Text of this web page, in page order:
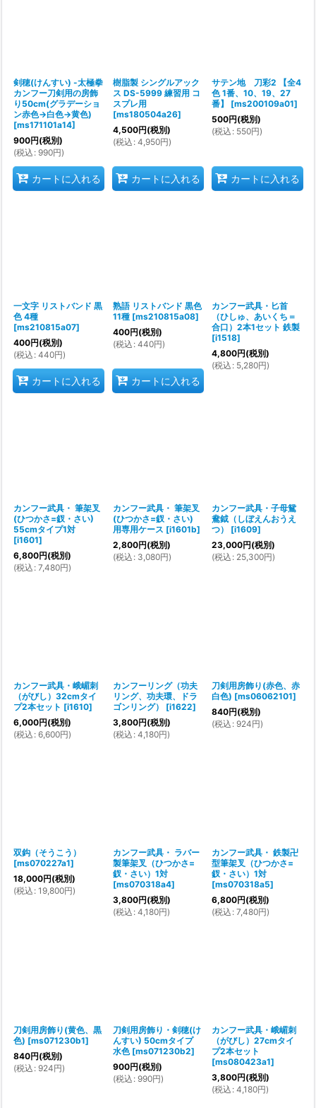
剣穂(けんすい) -太極拳
カンフー刀剣用の房飾
り50cm(グラデーショ
ン赤色→白色→黄色)
[ms171101a14]
900円(税別)
(税込 : 990円)
カートに入れる
樹脂製 シングルアック
ス DS-5999 練習用 コ
スプレ用
[ms180504a26]
4,500円(税別)
(税込 : 4,950円)
カートに入れる
サテン地 刀彩2 【全4
色 1番、10、19、27
番】
[ms200109a01]
500円(税別)
(税込 : 550円)
カートに入れる
一文字 リストバンド 黒
色 4種
[ms210815a07]
400円(税別)
(税込 : 440円)
カートに入れる
熟語 リストバンド 黒色
11種 [ms210815a08]
400円(税別)
(税込 : 440円)
カートに入れる
カンフー武具・匕首
（ひしゅ、あいくち＝
合口）2本1セット 鉄製
[i1518]
4,800円(税別)
(税込 : 5,280円)
カンフー武具・ 筆架叉
(ひつかさ=釵・さい)
55cmタイプ1対
[i1601]
6,800円(税別)
(税込 : 7,480円)
カンフー武具・ 筆架叉
(ひつかさ=釵・さい)
用専用ケース [i1601b]
2,800円(税別)
(税込 : 3,080円)
カンフー武具・子母鴛
鴦鉞（しぼえんおうえ
つ）
[i1609]
23,000円(税別)
(税込 : 25,300円)
カンフー武具・峨嵋刺
（がびし）32cmタイ
プ2本セット [i1610]
6,000円(税別)
(税込 : 6,600円)
カンフーリング（功夫
リング、功夫環、ドラ
ゴンリング）
[i1622]
3,800円(税別)
(税込 : 4,180円)
刀剣用房飾り(赤色、赤
白色) [ms06062101]
840円(税別)
(税込 : 924円)
双鈎（そうこう）
[ms070227a1]
18,000円(税別)
(税込 : 19,800円)
カンフー武具・ ラバー
製筆架叉（ひつかさ=
釵・さい）1対
[ms070318a4]
3,800円(税別)
(税込 : 4,180円)
カンフー武具・ 鉄製卍
型筆架叉（ひつかさ=
釵・さい）1対
[ms070318a5]
6,800円(税別)
(税込 : 7,480円)
刀剣用房飾り(黄色、黒
色) [ms071230b1]
840円(税別)
(税込 : 924円)
刀剣用房飾り・剣穂(け
んすい) 50cmタイプ
水色 [ms071230b2]
900円(税別)
(税込 : 990円)
カンフー武具・峨嵋刺
（がびし）27cmタイ
プ2本セット
[ms080423a1]
3,800円(税別)
(税込 : 4,180円)